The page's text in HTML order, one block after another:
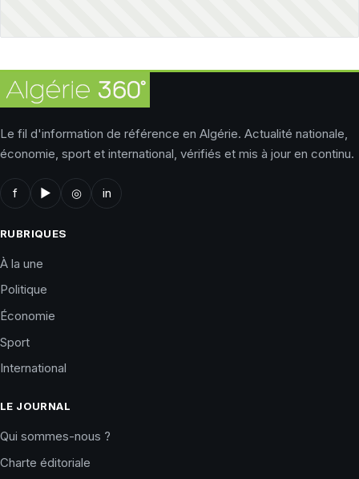
Le fil d'information de référence en Algérie. Actualité nationale,
économie, sport et international, vérifiés et mis à jour en continu.
f ▶ ◎ in
RUBRIQUES
À la une
Politique
Économie
Sport
International
LE JOURNAL
Qui sommes-nous ?
Charte éditoriale